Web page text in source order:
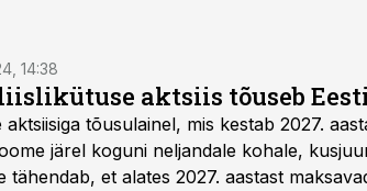
14:38
aktsiis tõuseb
aktsiisiga tõusulainel, mis kestab 2027.
järel koguni neljandale kohale,
tähendab, et alates 2027. aastast